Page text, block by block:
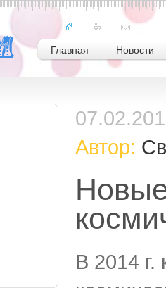
Главная Новости
Автор:
В 2014 г.